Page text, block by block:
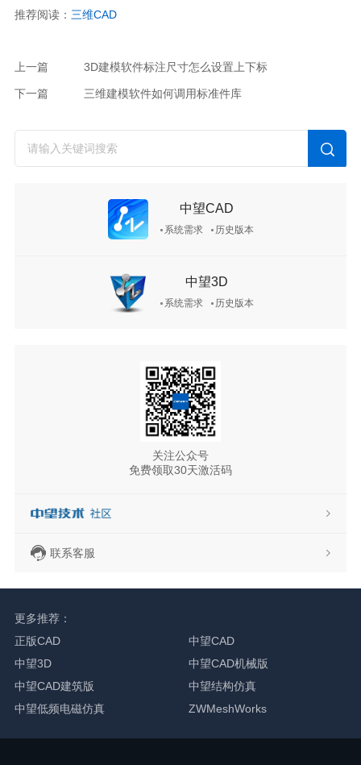
推荐阅读： 三维CAD
上一篇 3D建模软件标注尺寸怎么设置上下标
下一篇 三维建模软件如何调用标准件库
中望CAD
系统需求 历史版本
中望3D
系统需求 历史版本
关注公众号
免费领取30天激活码
联系客服
更多推荐：
正版CAD
中望CAD
中望3D
中望CAD机械版
中望CAD建筑版
中望结构仿真
中望低频电磁仿真
ZWMeshWorks